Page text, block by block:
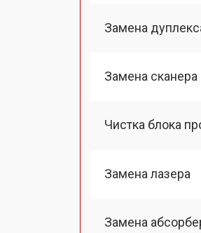
Замена
Замена сканера
Чистка блока
Замена лазера
Замена